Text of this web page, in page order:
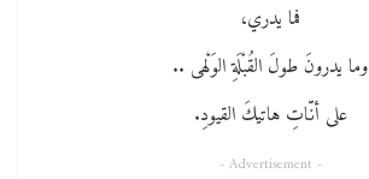
فما يدري،
وما يدرونَ طولَ القُبْلَةِ الوَلْهى ..
على أنّاتِ هاتيكَ القيودِ.
- Advertisement -